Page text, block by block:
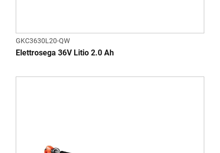
GKC3630L20-QW
Elettrosega 36V Litio 2.0 Ah